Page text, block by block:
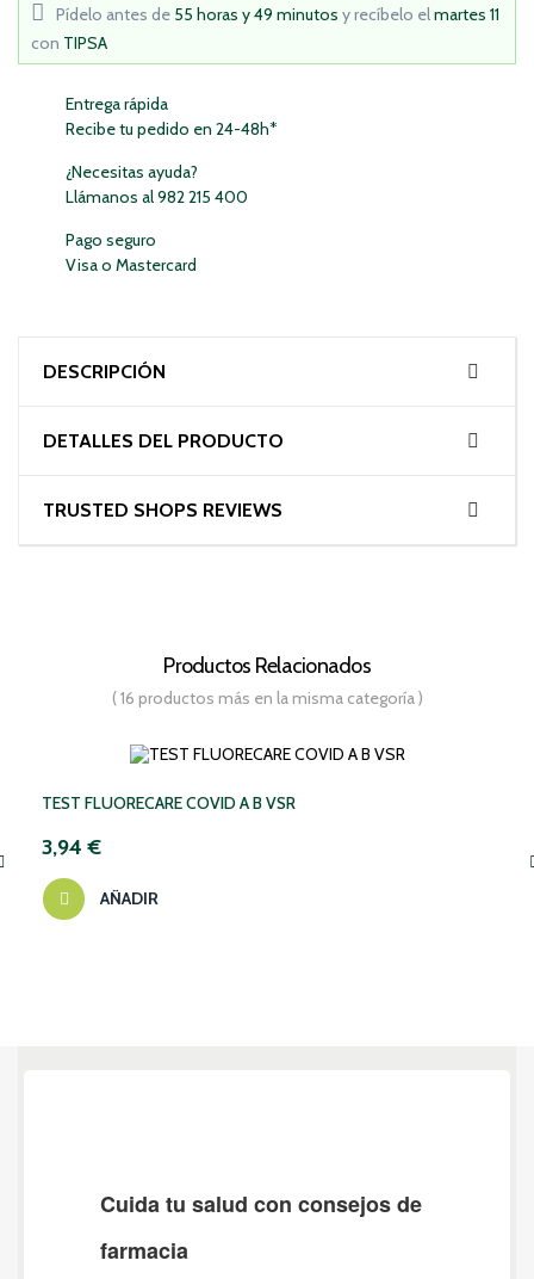
Pídelo antes de 55 horas y 49 minutos y recíbelo elmartes 11
con TIPSA
Entrega rápida
Recibe tu pedido en 24-48h*
¿Necesitas ayuda?
Llámanos al 982 215 400
Pago seguro
Visa o Mastercard
DESCRIPCIÓN
DETALLES DEL PRODUCTO
TRUSTED SHOPS REVIEWS
Productos Relacionados
( 16 productos más en la misma categoría )
TEST FLUORECARE COVID A B VSR
3,94 €
AÑADIR